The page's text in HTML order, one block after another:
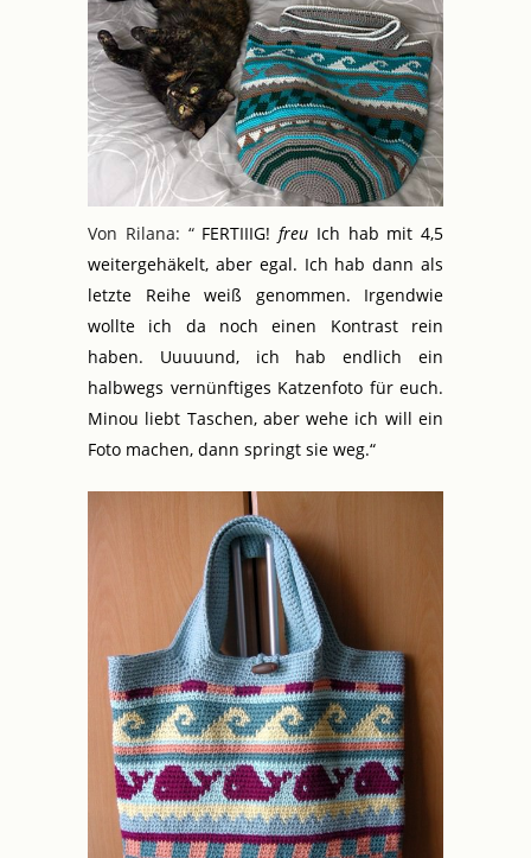
Von Rilana: “ FERTIIIG! freu Ich hab mit 4,5
weitergehäkelt, aber egal. Ich hab dann als
letzte Reihe weiß genommen. Irgendwie
wollte ich da noch einen Kontrast rein
haben. Uuuuund, ich hab endlich ein
halbwegs vernünftiges Katzenfoto für euch.
Minou liebt Taschen, aber wehe ich will ein
Foto machen, dann springt sie weg.“